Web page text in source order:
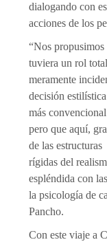
dialogando con
acciones de los
“Nos propusimos
tuviera un rol
meramente
decisión
más convencional
pero que aquí,
de las estructuras
rígidas del
espléndida con
la psicología de
Pancho.
Con este viaje a